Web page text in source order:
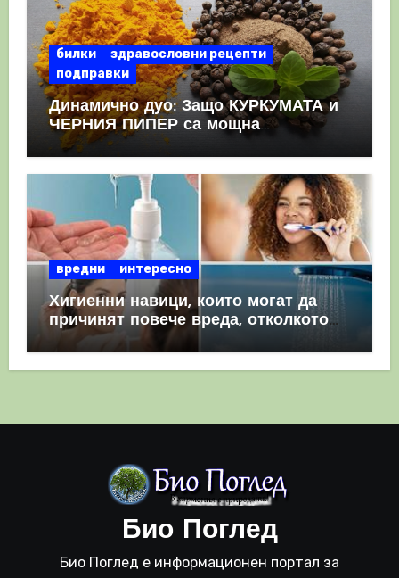
билки
здравословни рецепти
подправки
Динамично дуо: Защо КУРКУМАТА и
ЧЕРНИЯ ПИПЕР са мощна
комбинация
вредни интересно
Хигиенни навици, които могат да
причинят повече вреда, отколкото
полза
Био Поглед
Био Поглед е информационен портал за